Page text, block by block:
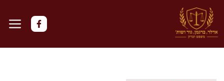
לדלג
לתוכן